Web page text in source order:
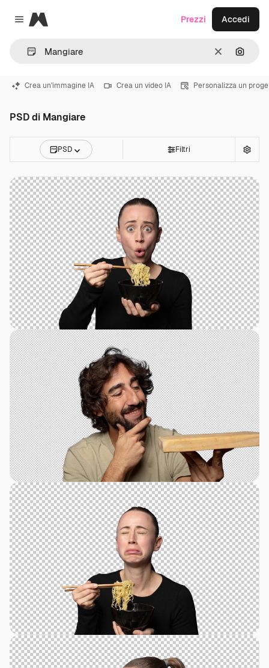
Close menu
Magnific
CancellaCerca
Prezzi Accedi
Crea un'immagine IA Crea un video IA Personalizza un
PSD di Mangiare
PSD Filtri